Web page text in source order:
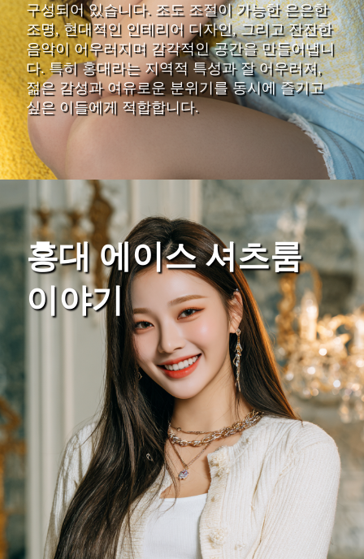
구성되어 있습니다. 조도 조절이 가능한 은은한
조명, 현대적인 인테리어 디자인, 그리고 잔잔한
음악이 어우러지며 감각적인 공간을 만들어냅니
다. 특히 홍대라는 지역적 특성과 잘 어우러져,
젊은 감성과 여유로운 분위기를 동시에 즐기고
싶은 이들에게 적합합니다.
홍대 에이스 셔츠룸
이야기